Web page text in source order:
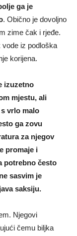
ga je
. Obično je dovoljno
zime čak i rjeđe.
vode iz podloška
korijena.
izuzetno
mjestu, ali
vrlo malo
ga zovu
za njegov
promaje i
potrebno često
sasvim je
saksiju.
Njegovi
čemu biljka